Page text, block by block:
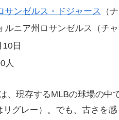
サンゼルス・ドジャース
（
ルニア州ロサンゼルス（チャ
10日
人
、現存するMLBの球場の中
グレー）。でも、古さを